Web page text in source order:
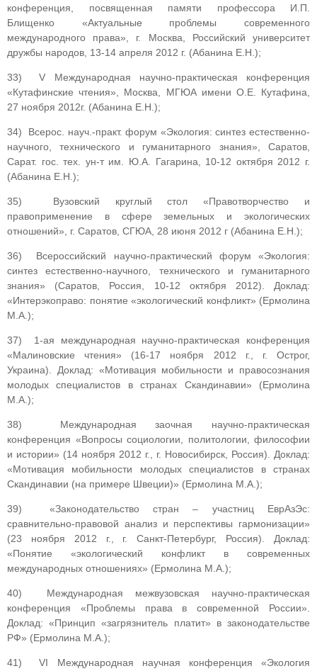
конференция, посвященная памяти профессора И.П.
Блищенко «Актуальные проблемы современного
международного права», г. Москва, Российский университет
дружбы народов, 13-14 апреля 2012 г. (Абанина Е.Н.);
33) V Международная научно-практическая конференция
«Кутафинские чтения», Москва, МГЮА имени О.Е. Кутафина,
27 ноября 2012г. (Абанина Е.Н.);
34) Всерос. науч.-практ. форум «Экология: синтез естественно-
научного, технического и гуманитарного знания», Саратов,
Сарат. гос. тех. ун-т им. Ю.А. Гагарина, 10-12 октября 2012 г.
(Абанина Е.Н.);
35) Вузовский круглый стол «Правотворчество и
правоприменение в сфере земельных и экологических
отношений», г. Саратов, СГЮА, 28 июня 2012 г (Абанина Е.Н.);
36) Всероссийский научно-практический форум «Экология:
синтез естественно-научного, технического и гуманитарного
знания» (Саратов, Россия, 10-12 октября 2012). Доклад:
«Интерэкоправо: понятие «экологический конфликт» (Ермолина
М.А.);
37) 1-ая международная научно-практическая конференция
«Малиновские чтения» (16-17 ноября 2012 г., г. Острог,
Украина). Доклад: «Мотивация мобильности и правосознания
молодых специалистов в странах Скандинавии» (Ермолина
М.А.);
38) Международная заочная научно-практическая
конференция «Вопросы социологии, политологии, философии
и истории» (14 ноября 2012 г., г. Новосибирск, Россия). Доклад:
«Мотивация мобильности молодых специалистов в странах
Скандинавии (на примере Швеции)» (Ермолина М.А.);
39) «Законодательство стран – участниц ЕврАзЭс:
сравнительно-правовой анализ и перспективы гармонизации»
(23 ноября 2012 г., г. Санкт-Петербург, Россия). Доклад:
«Понятие «экологический конфликт в современных
международных отношениях» (Ермолина М.А.);
40) Международная межвузовская научно-практическая
конференция «Проблемы права в современной России».
Доклад: «Принцип «загрязнитель платит» в законодательстве
РФ» (Ермолина М.А.);
41) VI Международная научная конференция «Экология